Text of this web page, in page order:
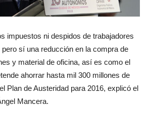
impuestos ni despidos de trabajadores
sí una reducción en la compra de
y material de oficina, así es como el
ahorrar hasta mil 300 millones de
Plan de Austeridad para 2016, explicó el
Mancera.